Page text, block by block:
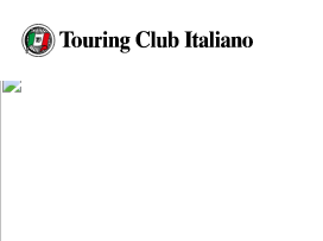
HOME
PODERE SAN GIULIANO